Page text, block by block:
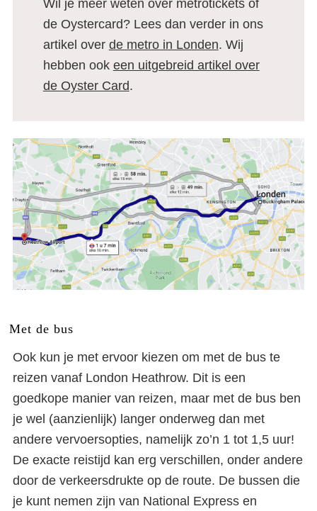
je van het vliegveld naar het
centrum
Wil je meer weten over metrotickets of
de Oystercard? Lees dan verder in ons
artikel over de metro in Londen. Wij
hebben ook een uitgebreid artikel over
de Oyster Card.
Met de bus
Ook kun je met ervoor kiezen om met de bus te
reizen vanaf London Heathrow. Dit is een
goedkope manier van reizen, maar met de bus ben
je wel (aanzienlijk) langer onderweg dan met
andere vervoersopties, namelijk zo’n 1 tot 1,5 uur!
De exacte reistijd kan erg verschillen, onder andere
door de verkeersdrukte op de route. De bussen die
je kunt nemen zijn van National Express en